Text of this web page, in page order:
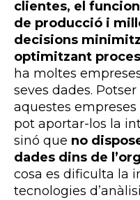
clientes, el
de producció i
decisions
optimitzant
ha moltes
seves dades.
aquestes
pot aportar-los la
sinó que no
dades dins de
cosa es dificulta la
tecnologies